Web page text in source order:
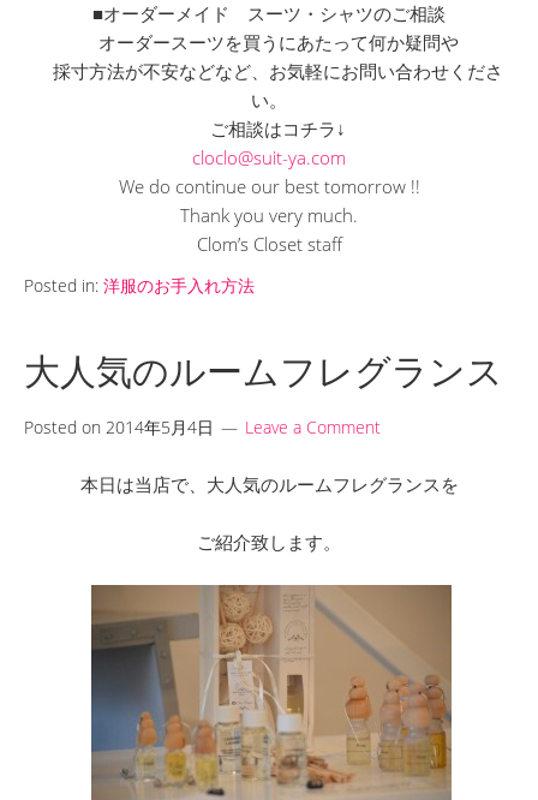
■オーダーメイド スーツ・シャツのご相談
オーダースーツを買うにあたって何か疑問や
採寸方法が不安などなど、お気軽にお問い合わせくださ
い。
ご相談はコチラ↓
cloclo@suit-ya.com
We do continue our best tomorrow !!
Thank you very much.
Clom’s Closet staff
Posted in: 洋服のお手入れ方法
大人気のルームフレグランス
Posted on 2014年5月4日 Leave a Comment
本日は当店で、大人気のルームフレグランスを
ご紹介致します。